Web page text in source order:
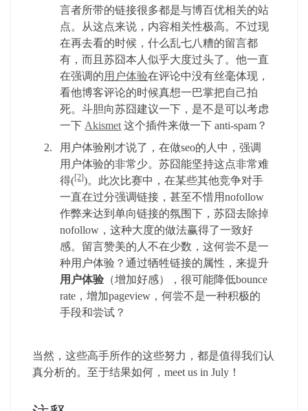
言者所带的链接很多都是与博百优相关的站
点。从这点来说，内容相关性极高。不过现
在再去看的时候，什么乱七八糟的留言都
有，而且苏囧本人似乎大度过头了。他一直
在强调的用户体验在评论中没有丝毫体现，
看他博客评论的时候真想一巴掌把自己拍
死。斗胆向苏囧建议一下，是不是可以考虑
一下 Akismet 这个插件来做一下 anti-spam？
用户体验刚才说了，在做seo的人中，强调
用户体验的非常少。苏囧能坚持这点非常难
得( [2])。此次比赛中，在某些其他竞争对手
一直在过分强调链接，甚至不惜用nofollow
作弊来达到单向链接的氛围下，苏囧去除掉
nofollow，这种大度的做法赢得了一致好
感。留言赞美的人不在少数，这何尝不是一
种用户体验？通过牺牲链接的属性，来提升
用户体验 （增加好感），很可能降低bounce
rate，增加pageview，何尝不是一种积极的
手段和尝试？
当然，这些高手所作的这些努力，都是值得我们认
真分析的。至于结果如何，meet us in July！